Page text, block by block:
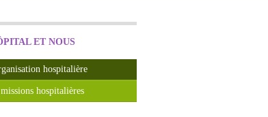
ET NOUS
hospitalière
hospitalières